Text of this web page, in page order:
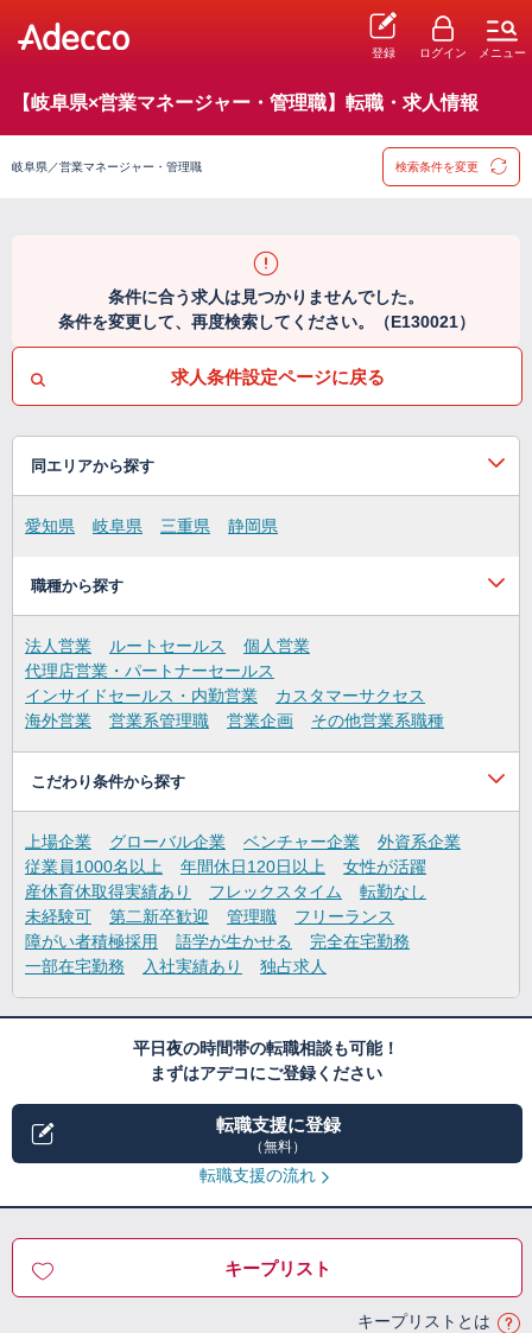
登録 ログイン メニュー
【岐阜県×営業マネージャー・管理職】転職・求人情報
岐阜県／営業マネージャー・管理職 検索条件を変更
条件に合う求人は見つかりませんでした。
条件を変更して、再度検索してください。（E130021）
求人条件設定ページに戻る
同エリアから探す
愛知県 岐阜県 三重県 静岡県
職種から探す
法人営業 ルートセールス
個人営業
代理店営業・パートナーセールス
インサイドセールス・内勤営業
カスタマーサクセス
海外営業
営業系管理職 営業企画 その他営業系職種
こだわり条件から探す
上場企業 グローバル企業 ベンチャー企業
外資系企業
従業員1000名以上
年間休日120日以上
女性が活躍
産休育休取得実績あり
フレックスタイム
転勤なし
未経験可
第二新卒歓迎 管理職
フリーランス
障がい者積極採用
語学が生かせる
完全在宅勤務
一部在宅勤務
入社実績あり 独占求人
平日夜の時間帯の転職相談も可能！
まずはアデコにご登録ください
転職支援に登録
（無料）
転職支援の流れ
キープリスト
キープリストとは